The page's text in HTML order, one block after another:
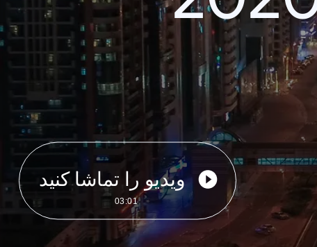
ویدیو را تماشا کنید
03:01